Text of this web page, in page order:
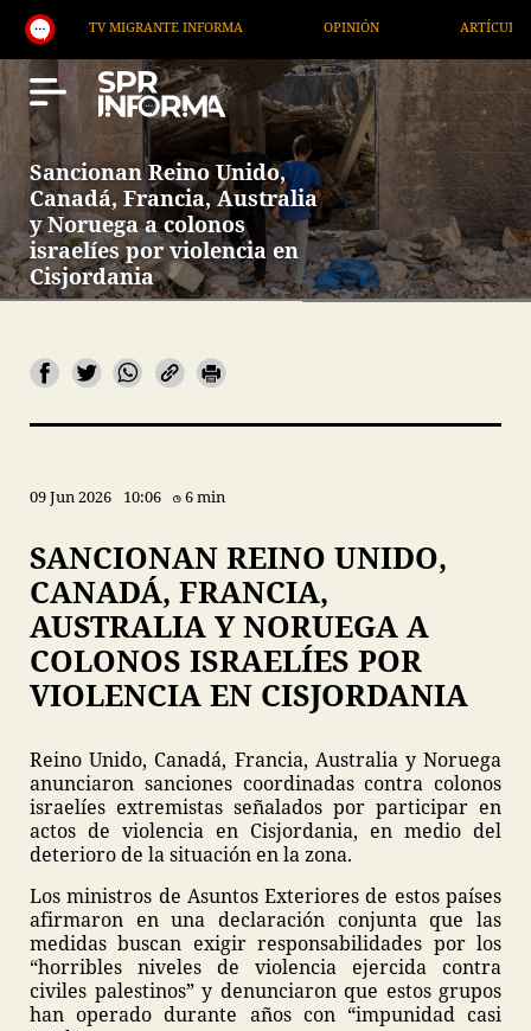
TV MIGRANTE INFORMA
Sancionan Reino Unido,
Canadá, Francia, Australia
y Noruega a colonos
israelíes por violencia en
Cisjordania
09 Jun 2026 10:06 6 min
SANCIONAN REINO UNIDO,
CANADÁ, FRANCIA,
AUSTRALIA Y NORUEGA A
COLONOS ISRAELÍES POR
VIOLENCIA EN CISJORDANIA
Reino Unido, Canadá, Francia, Australia y Noruega
anunciaron sanciones coordinadas contra colonos
israelíes extremistas señalados por participar en
actos de violencia en Cisjordania, en medio del
deterioro de la situación en la zona.
Los ministros de Asuntos Exteriores de estos países
afirmaron en una declaración conjunta que las
medidas buscan exigir responsabilidades por los
“horribles niveles de violencia ejercida contra
civiles palestinos” y denunciaron que estos grupos
han operado durante años con “impunidad casi